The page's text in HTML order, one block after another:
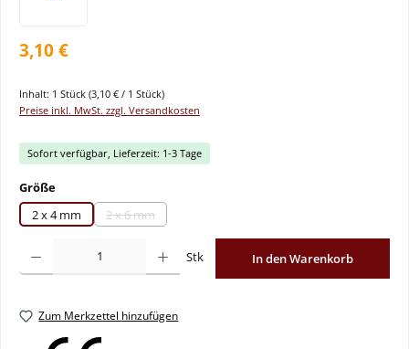
3,10 €
Inhalt: 1 Stück (3,10 € / 1 Stück)
Preise inkl. MwSt. zzgl. Versandkosten
Sofort verfügbar, Lieferzeit: 1-3 Tage
Größeauswählen
2 x 4 mm
2 x 6 mm(Diese Option ist zurzeit nicht verfügbar.)
Stk In den Warenkorb
Zum Merkzettel hinzufügen